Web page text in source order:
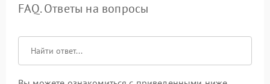
FAQ. Ответы на вопросы